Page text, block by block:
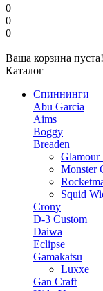
0
0
0
Ваша корзина пуста!
Каталог
Спиннинги
Abu Garcia
Aims
Boggy
Breaden
Glamour
Monster
Squid
Crony
D-3 Custom
Daiwa
Eclipse
Gamakatsu
Luxxe
Gan Craft